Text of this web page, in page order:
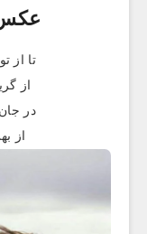
عکس
تا از
از
در
از